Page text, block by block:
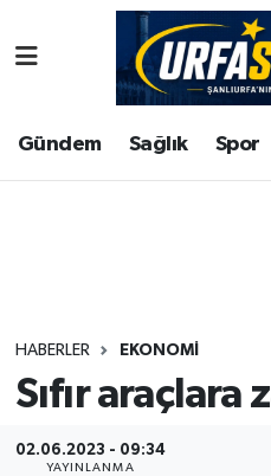
Gündem Sağlık Spor
HABERLER EKONOMI
Sıfır araçlara
02.06.2023 - 09:34
YAYINLANMA
ASAYİS
ÇEVRE
Gündem
Kültür
Şanlıurfa Nöbetçi
Şanlıurfa Hava Durumu
Tüm Manşetler
Son Dakika Haberleri